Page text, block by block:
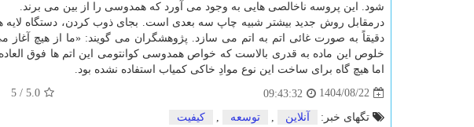
شود. این پروسه ناخالصی هایی به وجود می آورد که همدوسی را از بین می برند.
درمقابل روش جدید بیشتر شبیه چاپ سه بعدی است. بجای ذوب کردن، دستگاه لایه
دقیقاً به صورت غائی اتم به اتم می سازد. پژوهشگران می گویند: «ما از هیچ آغاز می
خلوص این ماده به قدری بالاست که خواص همدوسی کوانتومی این اتم ها فوق
اما هیچ گاه برای ساخت این نوع موادِ خاکی کمیاب استفاده نشده بود.
1404/08/22
09:43:32
5.0
/
5
تگهای خبر: آنلاین توسعه كیفیت